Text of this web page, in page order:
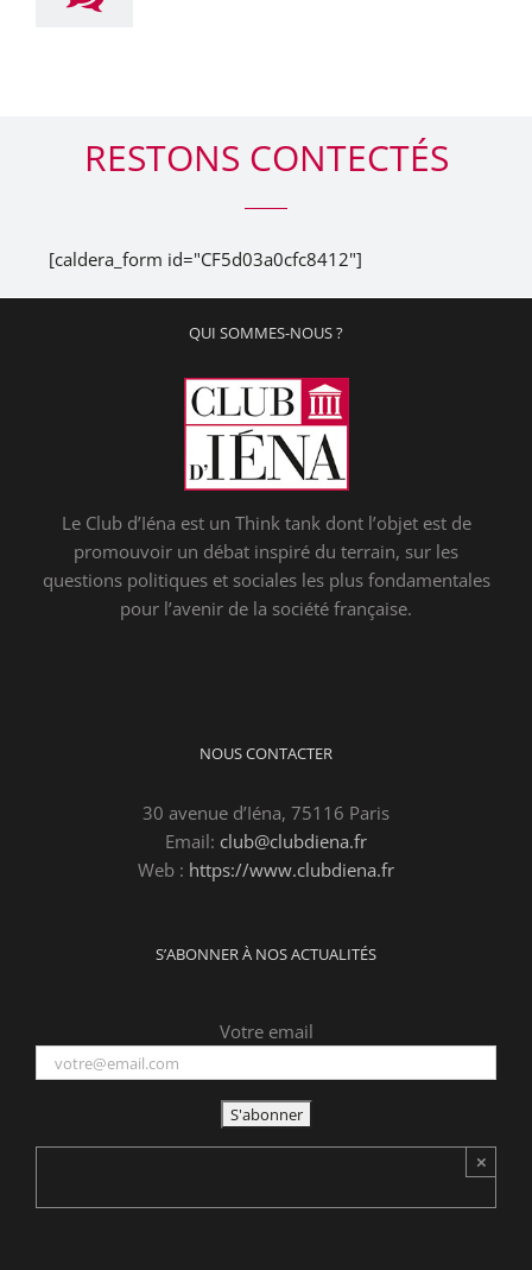
RESTONS CONTECTÉS
[caldera_form id="CF5d03a0cfc8412"]
QUI SOMMES-NOUS ?
Le Club d’Iéna est un Think tank dont l’objet est de
promouvoir un débat inspiré du terrain, sur les
questions politiques et sociales les plus fondamentales
pour l’avenir de la société française.
NOUS CONTACTER
30 avenue d’Iéna, 75116 Paris
Email: club@clubdiena.fr
Web : https://www.clubdiena.fr
S’ABONNER À NOS ACTUALITÉS
Votre email
×